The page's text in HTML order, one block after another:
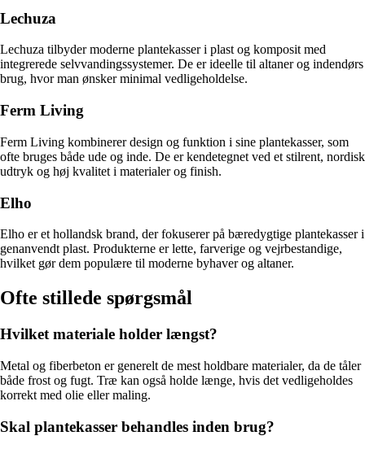
Lechuza
Lechuza tilbyder moderne plantekasser i plast og komposit med
integrerede selvvandingssystemer. De er ideelle til altaner og indendørs
brug, hvor man ønsker minimal vedligeholdelse.
Ferm Living
Ferm Living kombinerer design og funktion i sine plantekasser, som
ofte bruges både ude og inde. De er kendetegnet ved et stilrent, nordisk
udtryk og høj kvalitet i materialer og finish.
Elho
Elho er et hollandsk brand, der fokuserer på bæredygtige plantekasser i
genanvendt plast. Produkterne er lette, farverige og vejrbestandige,
hvilket gør dem populære til moderne byhaver og altaner.
Ofte stillede spørgsmål
Hvilket materiale holder længst?
Metal og fiberbeton er generelt de mest holdbare materialer, da de tåler
både frost og fugt. Træ kan også holde længe, hvis det vedligeholdes
korrekt med olie eller maling.
Skal plantekasser behandles inden brug?